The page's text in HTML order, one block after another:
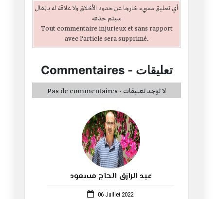
عبد الرازق الحاج مسعود
06 Juillet 2022
أي تعليق مسيء خارجا عن حدود الأخلاق ولا علاقة له بالمقال
سيتم حذفه
Tout commentaire injurieux et sans rapport
avec l'article sera supprimé.
Commentaires- تعليقات
Pas de commentaires - لا توجد تعليقات